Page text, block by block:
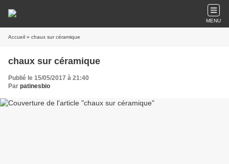
MENU
Accueil » chaux sur céramique
chaux sur céramique
Publié le 15/05/2017 à 21:40
Par patinesbio